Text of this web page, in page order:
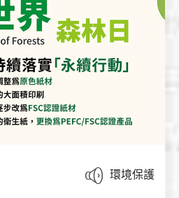
環境保護